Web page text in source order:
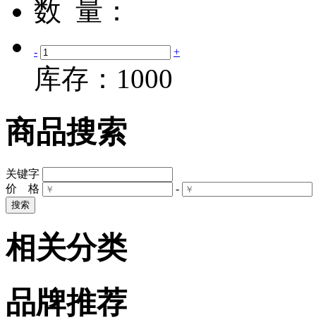
数 量：
- +
库存： 1000
商品搜索
关键字
价 格
-
相关分类
品牌推荐